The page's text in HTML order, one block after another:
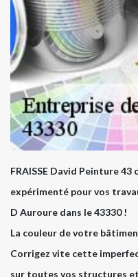
FRAISSE David Peinture
expérimenté pour vos
D Auroure dans le 43330 !
La couleur de votre
Corrigez vite cette
sur toutes vos structures